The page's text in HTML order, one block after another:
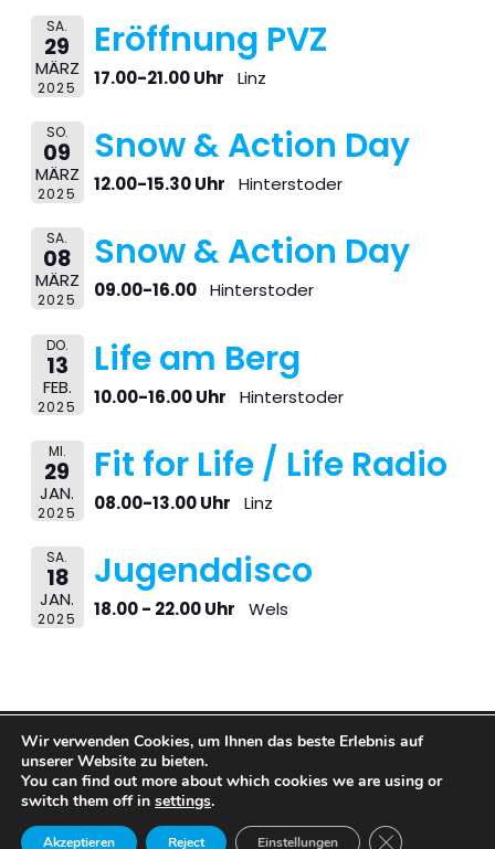
SA.
29
MÄRZ
2025
Eröffnung PVZ
17.00-21.00 Uhr Linz
SO.
09
MÄRZ
2025
Snow & Action Day
12.00-15.30 Uhr Hinterstoder
SA.
08
MÄRZ
2025
Snow & Action Day
09.00-16.00 Hinterstoder
DO.
13
FEB.
2025
Life am Berg
10.00-16.00 Uhr Hinterstoder
MI.
29
JAN.
2025
Fit for Life / Life Radio
08.00-13.00 Uhr Linz
SA.
18
JAN.
2025
Jugenddisco
18.00 - 22.00 Uhr Wels
© 2026 BARFUSS BAR. Created with
using WordPress
and Kubio
Impressum Datenschutz FAQs
Wir verwenden Cookies, um Ihnen das beste Erlebnis auf
unserer Website zu bieten.
You can find out more about which cookies we are using or
switch them off in settings.
Akzeptieren Reject Einstellungen GDPR Cookie-